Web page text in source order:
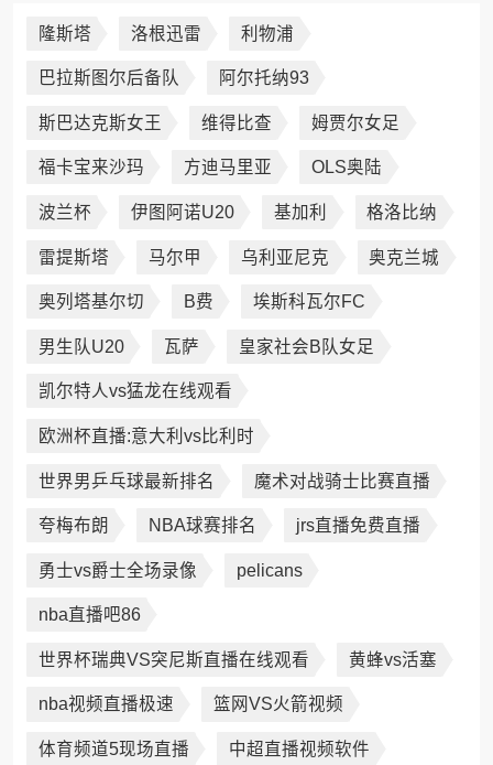
隆斯塔 洛根迅雷 利物浦
巴拉斯图尔后备队 阿尔托纳93
斯巴达克斯女王 维得比查 姆贾尔女足
福卡宝来沙玛 方迪马里亚 OLS奥陆
波兰杯 伊图阿诺U20 基加利 格洛比纳
雷提斯塔 马尔甲 乌利亚尼克 奥克兰城
奥列塔基尔切 B费 埃斯科瓦尔FC
男生队U20 瓦萨 皇家社会B队女足
凯尔特人vs猛龙在线观看
欧洲杯直播:意大利vs比利时
世界男乒乓球最新排名 魔术对战骑士比赛直播
夸梅布朗 NBA球赛排名 jrs直播免费直播
勇士vs爵士全场录像 pelicans
nba直播吧86
世界杯瑞典VS突尼斯直播在线观看 黄蜂vs活塞
nba视频直播极速 篮网VS火箭视频
体育频道5现场直播 中超直播视频软件